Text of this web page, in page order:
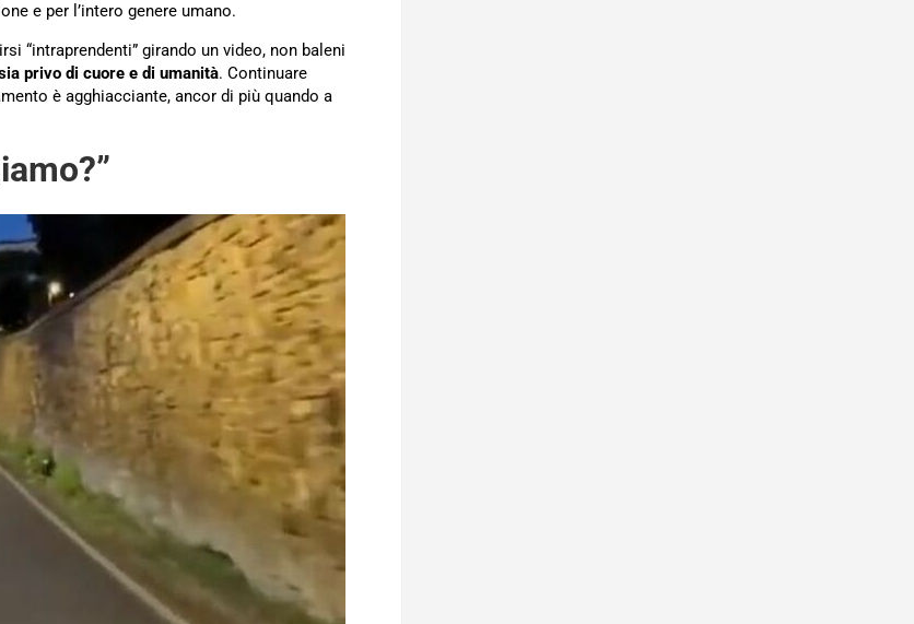
e per l’intero genere umano.
“intraprendenti” girando un video, non baleni
privo di cuore e di umanità. Continuare
è agghiacciante, ancor di più quando a